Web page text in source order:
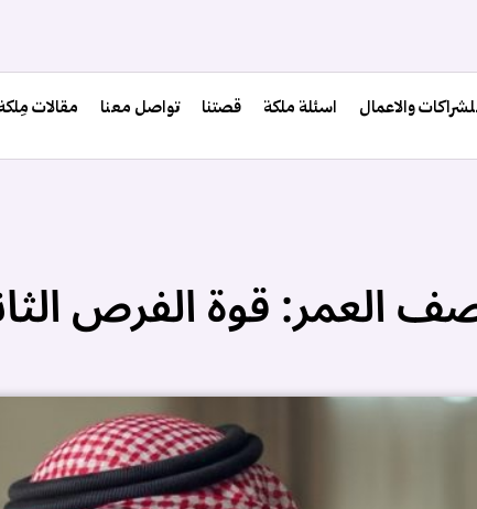
والاعمال اسئلة ملكة قصتنا تواصل معنا مقالات
العمر: قوة الفرص